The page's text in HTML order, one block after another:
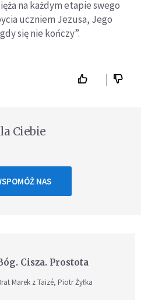
na każdym etapie swego
uczniem Jezusa, Jego
się nie kończy”.
Ciebie
NAS
Cisza. Prostota
Marek z Taizé, Piotr Żyłka